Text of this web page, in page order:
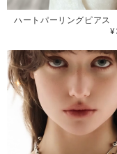
ハートパーリングピアス